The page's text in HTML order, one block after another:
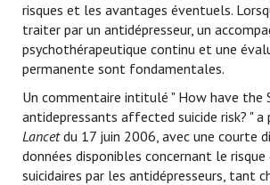
risques et les avantages éventuels.
traiter par un antidépresseur, un
psychothérapeutique continu et une
permanente sont fondamentales.
Un commentaire intitulé " How have the
antidepressants affected suicide risk? " a
Lancetdu 17 juin 2006, avec une courte
données disponibles concernant le risque
suicidaires par les antidépresseurs, tant